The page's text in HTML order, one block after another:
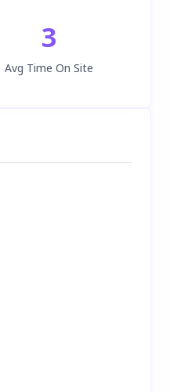
3
Avg Time On Site